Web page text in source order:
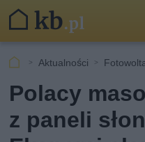
Aktualności
Polacy
z paneli